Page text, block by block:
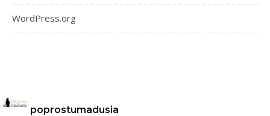
WordPress.org
poprostumadusia